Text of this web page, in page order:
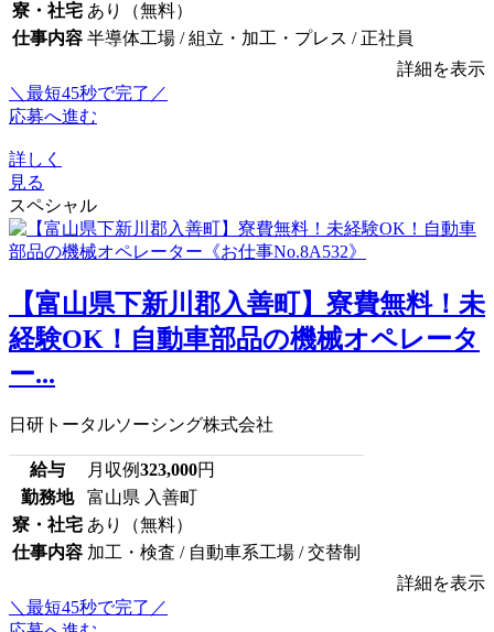
寮・社宅 あり（無料）
仕事内容 半導体工場 / 組立・加工・プレス / 正社員
詳細を表示
＼最短45秒で完了／
応募へ進む
詳しく
見る
スペシャル
【富山県下新川郡入善町】寮費無料！未
経験OK！自動車部品の機械オペレータ
ー...
日研トータルソーシング株式会社
給与 月収例323,000円
勤務地
富山県 入善町
寮・社宅 あり（無料）
仕事内容 加工・検査 / 自動車系工場 / 交替制
詳細を表示
＼最短45秒で完了／